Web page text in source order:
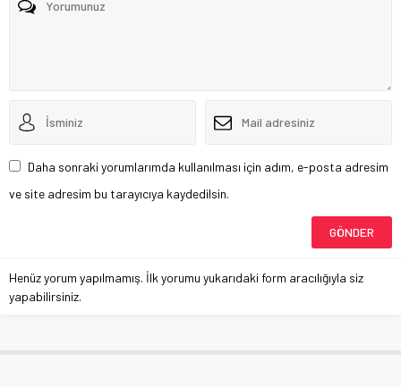
Daha sonraki yorumlarımda kullanılması için adım, e-posta adresim
ve site adresim bu tarayıcıya kaydedilsin.
Henüz yorum yapılmamış. İlk yorumu yukarıdaki form aracılığıyla siz
yapabilirsiniz.